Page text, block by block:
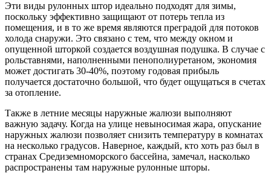
Эти виды рулонных штор идеально подходят для зимы,
поскольку эффективно защищают от потерь тепла из
помещения, и в то же время являются преградой для потоков
холода снаружи. Это связано с тем, что между окном и
опущенной шторкой создается воздушная подушка. В случае с
рольставнями, наполненными пенополиуретаном, экономия
может достигать 30-40%, поэтому годовая прибыль
получается достаточно большой, что будет ощущаться в счетах
за отопление.
Также в летние месяцы наружные жалюзи выполняют
важную задачу. Когда на улице невыносимая жара, опускание
наружных жалюзи позволяет снизить температуру в комнатах
на несколько градусов. Наверное, каждый, кто хоть раз был в
странах Средиземноморского бассейна, замечал, насколько
распространены там наружные рулонные шторы.